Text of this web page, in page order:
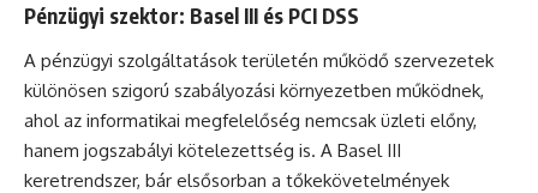
Pénzügyi szektor: Basel III és PCI DSS
A pénzügyi szolgáltatások területén működő szervezetek
különösen szigorú szabályozási környezetben működnek,
ahol az informatikai megfelelőség nemcsak üzleti előny,
hanem jogszabályi kötelezettség is. A Basel III
keretrendszer, bár elsősorban a tőkekövetelmények